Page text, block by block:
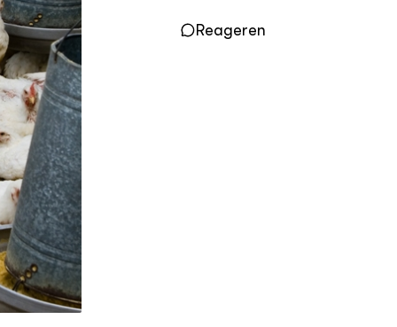
Wiki Groen Kennisnet
GROEN KENNISNET
Over ons
Contact
ENGLISH
Search the Knowledge base
Reageren